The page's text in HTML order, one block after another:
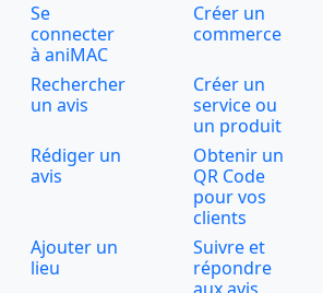
Se
connecter
à aniMAC
Créer un
commerce
Rechercher
un avis
Créer un
service ou
un produit
Rédiger un
avis
Obtenir un
QR Code
pour vos
clients
Ajouter un
lieu
Suivre et
répondre